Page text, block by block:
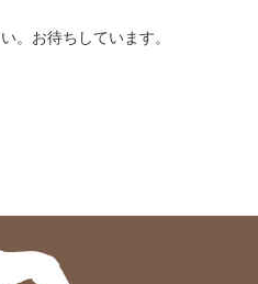
。お待ちしています。